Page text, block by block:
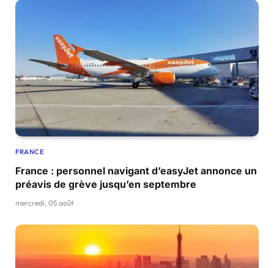
FRANCE
France : personnel navigant d’easyJet annonce un
préavis de grève jusqu’en septembre
mercredi, 05 août